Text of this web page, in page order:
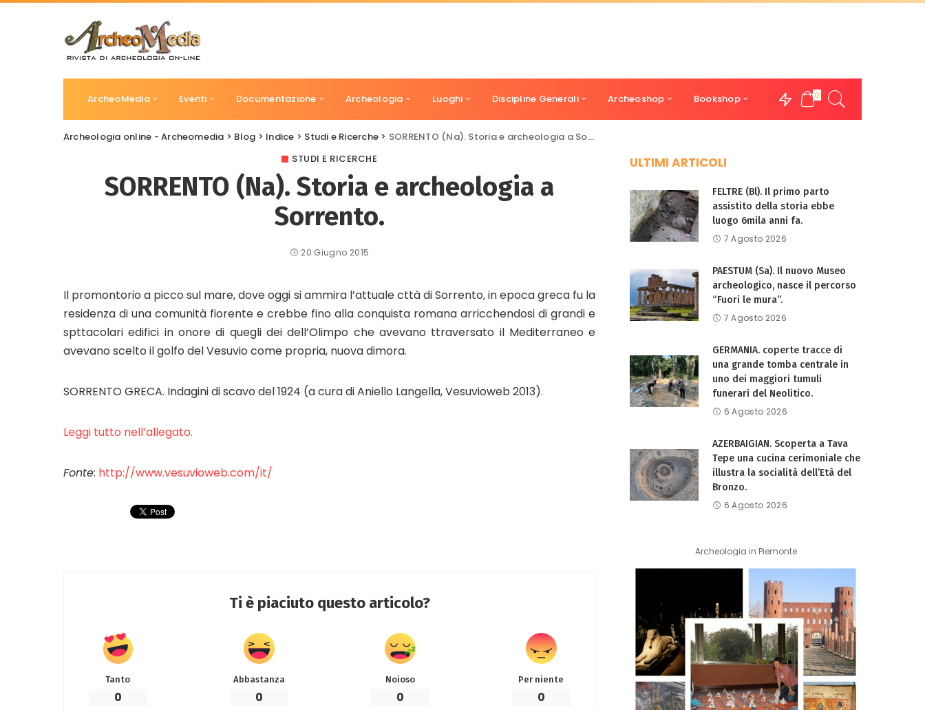
ArcheoMedia Eventi Documentazione Archeologia Luoghi Discipline Generali Archeoshop Bookshop 0
Archeologia online - Archeomedia > Blog > Indice > Studi e Ricerche > SORRENTO (Na). Storia e archeologia a Sorrento.
STUDI E RICERCHE
SORRENTO (Na). Storia e archeologia a
Sorrento.
20 Giugno 2015
Il promontorio a picco sul mare, dove oggi si ammira l’attuale cttà di Sorrento, in epoca greca fu la
residenza di una comunità fiorente e crebbe fino alla conquista romana arricchendosi di grandi e
spttacolari edifici in onore di quegli dei dell’Olimpo che avevano ttraversato il Mediterraneo e
avevano scelto il golfo del Vesuvio come propria, nuova dimora.
SORRENTO GRECA. Indagini di scavo del 1924 (a cura di Aniello Langella, Vesuvioweb 2013).
Leggi tutto nell’allegato.
Fonte: http://www.vesuvioweb.com/it/
Ti è piaciuto questo articolo?
Tanto
0
Abbastanza
0
Noioso
0
Per niente
0
ULTIMI ARTICOLI
FELTRE (Bl). Il primo parto
assistito della storia ebbe
luogo 6mila anni fa.
7 Agosto 2026
PAESTUM (Sa). Il nuovo Museo
archeologico, nasce il percorso
“Fuori le mura”.
7 Agosto 2026
GERMANIA. coperte tracce di
una grande tomba centrale in
uno dei maggiori tumuli
funerari del Neolitico.
6 Agosto 2026
AZERBAIGIAN. Scoperta a Tava
Tepe una cucina cerimoniale che
illustra la socialità dell’Età del
Bronzo.
6 Agosto 2026
Archeologia in Piemonte